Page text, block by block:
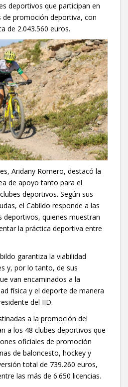
deportivos que participan en
promoción deportiva, con
de 2.043.560 euros.
Aridany Romero, destacó la
de apoyo tanto para el
deportivos. Según sus
el Cabildo responde a las
deportivos, quienes muestran
la práctica deportiva entre
garantiza la viabilidad
y, por lo tanto, de sus
van encaminados a la
física y el deporte de manera
del IID.
a la promoción del
a los 48 clubes deportivos que
oficiales de promoción
de baloncesto, hockey y
total de 739.260 euros,
las más de 6.650 licencias.